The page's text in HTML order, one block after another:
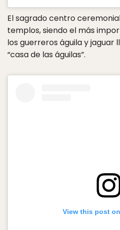
El sagrado centro
templos, siendo el más
los guerreros águila y jaguar
“casa de las águilas”.
View this post